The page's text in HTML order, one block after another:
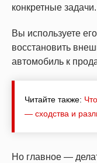
конкретные задачи.
Вы используете
восстановить
автомобиль к
Читайте также:
— сходства и
Но главное —